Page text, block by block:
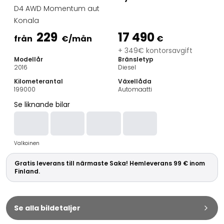
Kombibilar
Stadsbilar
Dragfordon
Kommersiella fordon
Auktionsbilar
Prisvärda bilar
Bilmärken
Audi
BMW
Kia
Mercedes-Benz
Polestar
Skoda
Tesla
Toyota
D4 AWD Momentum aut
Konala
från 229 €/mån 17 490 €
+ 349€ kontorsavgift
Modellår
2016
Bränsletyp
Diesel
Kilometerantal
199000
Växellåda
Automaatti
Se liknande bilar
Valkoinen
Gratis leverans till närmaste Saka! Hemleverans 99 € inom
Finland.
Se alla bildetaljer